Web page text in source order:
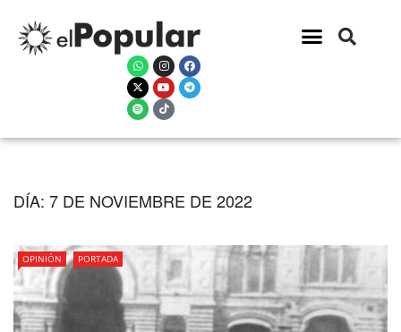
DÍA: 7 DE NOVIEMBRE DE 2022
OPINIÓN PORTADA